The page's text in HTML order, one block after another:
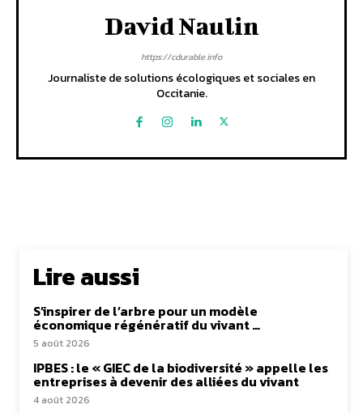
David Naulin
https://cdurable.info
Journaliste de solutions écologiques et sociales en
Occitanie.
Lire aussi
S’inspirer de l’arbre pour un modèle
économique régénératif du vivant …
5 août 2026
IPBES : le « GIEC de la biodiversité » appelle les
entreprises à devenir des alliées du vivant
4 août 2026